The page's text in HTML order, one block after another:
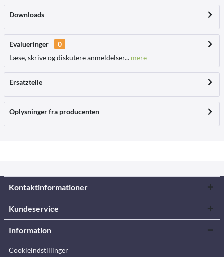
Downloads
Evalueringer
0
Læse, skrive og diskutere anmeldelser... mere
Ersatzteile
Oplysninger fra producenten
Kontaktinformationer
Kundeservice
Information
Cookieindstillinger